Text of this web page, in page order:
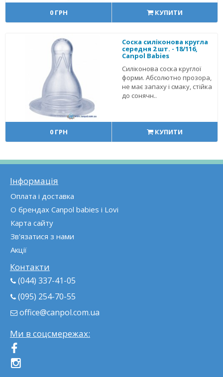
0 ГРН КУПИТИ
Соска силіконова кругла
середня 2 шт. - 18/116,
Canpol Babies
Силіконова соска круглої
форми. Абсолютно прозора,
не має запаху і смаку, стійка
до сонячн..
0 ГРН КУПИТИ
Інформація
Оплата і доставка
О брендах Canpol babies і Lovi
Карта сайту
Зв'язатися з нами
Акції
Контакти
(044) 337-41-05
(095) 254-70-55
office@canpol.com.ua
Ми в соцсмережах: